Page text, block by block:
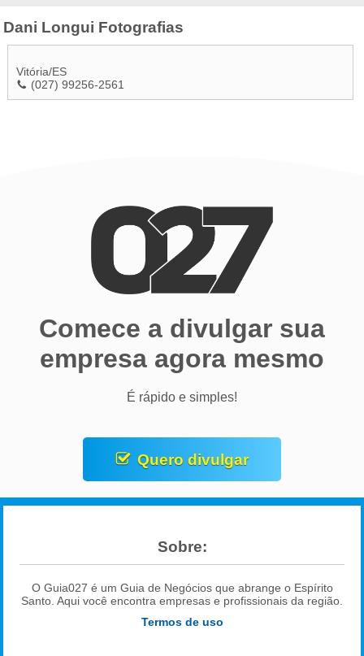
Dani Longui Fotografias
Vitória/ES
(027) 99256-2561
Comece a divulgar sua
empresa agora mesmo
É rápido e simples!
Quero divulgar
Sobre:
O Guia027 é um Guia de Negócios que abrange o Espírito
Santo. Aqui você encontra empresas e profissionais da região.
Termos de uso